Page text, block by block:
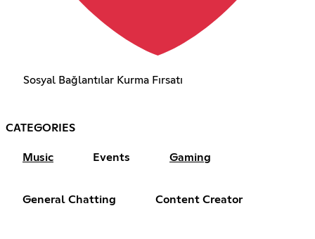
Sosyal Bağlantılar Kurma Fırsatı
CATEGORIES
Music Events Gaming
General Chatting Content Creator